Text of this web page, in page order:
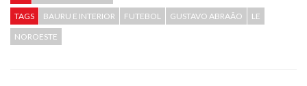
TAGS
BAURU E INTERIOR FUTEBOL GUSTAVO ABRAÃO
LE
NOROESTE